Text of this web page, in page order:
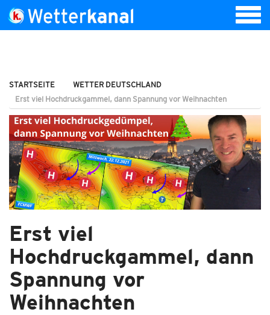
STARTSEITE
WETTER DEUTSCHLAND
Erst viel Hochdruckgammel, dann Spannung vor Weihnachten
Erst viel
Hochdruckgammel, dann
Spannung vor
Weihnachten